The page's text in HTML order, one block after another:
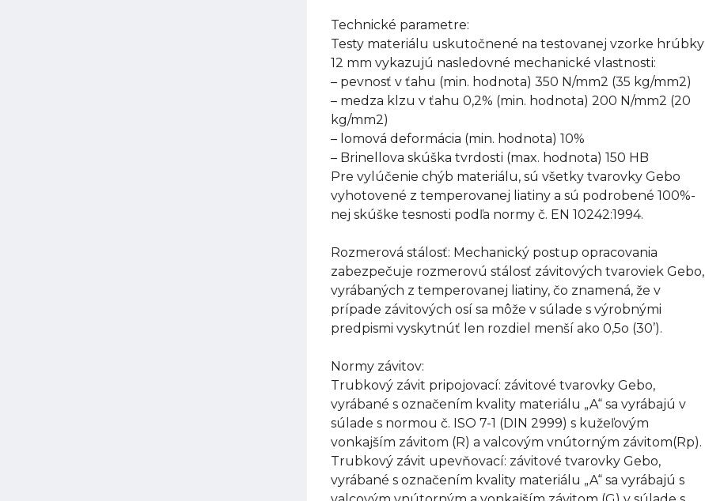
Technické parametre:
Testy materiálu uskutočnené na testovanej vzorke hrúbky
12 mm vykazujú nasledovné mechanické vlastnosti:
– pevnosť v ťahu (min. hodnota) 350 N/mm2 (35 kg/mm2)
– medza klzu v ťahu 0,2% (min. hodnota) 200 N/mm2 (20
kg/mm2)
– lomová deformácia (min. hodnota) 10%
– Brinellova skúška tvrdosti (max. hodnota) 150 HB
Pre vylúčenie chýb materiálu, sú všetky tvarovky Gebo
vyhotovené z temperovanej liatiny a sú podrobené 100%-
nej skúške tesnosti podľa normy č. EN 10242:1994.
Rozmerová stálosť: Mechanický postup opracovania
zabezpečuje rozmerovú stálosť závitových tvaroviek Gebo,
vyrábaných z temperovanej liatiny, čo znamená, že v
prípade závitových osí sa môže v súlade s výrobnými
predpismi vyskytnúť len rozdiel menší ako 0,5o (30’).
Normy závitov:
Trubkový závit pripojovací: závitové tvarovky Gebo,
vyrábané s označením kvality materiálu „A“ sa vyrábajú v
súlade s normou č. ISO 7-1 (DIN 2999) s kužeľovým
vonkajším závitom (R) a valcovým vnútorným závitom(Rp).
Trubkový závit upevňovací: závitové tvarovky Gebo,
vyrábané s označením kvality materiálu „A“ sa vyrábajú s